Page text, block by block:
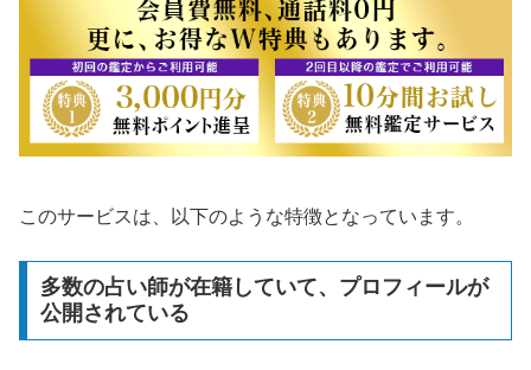
このサービスは、以下のような特徴となっています。
多数の占い師が在籍していて、プロフィールが
公開されている